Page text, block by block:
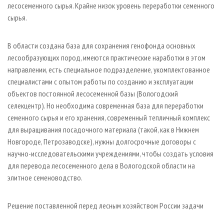
лесосеменного сырья. Крайне низок уровень переработки семенного
сырья.
В области создана база для сохранения генофонда основных
лесообразующих пород, имеются практические наработки в этом
направлении, есть специальное подразделение, укомплектованное
специалистами с опытом работы по созданию и эксплуатации
объектов постоянной лесосеменной базы (Вологодский
селекцентр). Но необходима современная база для переработки
семенного сырья и его хранения, современный тепличный комплекс
для выращивания посадочного материала (такой, как в Нижнем
Новгороде, Петрозаводске), нужны долгосрочные договоры с
научно-исследовательскими учреждениями, чтобы создать условия
для перевода лесосеменного дела в Вологодской области на
элитное семеноводство.
Решение поставленной перед лесным хозяйством России задачи